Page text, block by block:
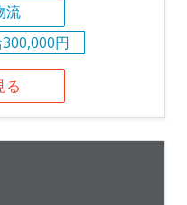
流
円
る